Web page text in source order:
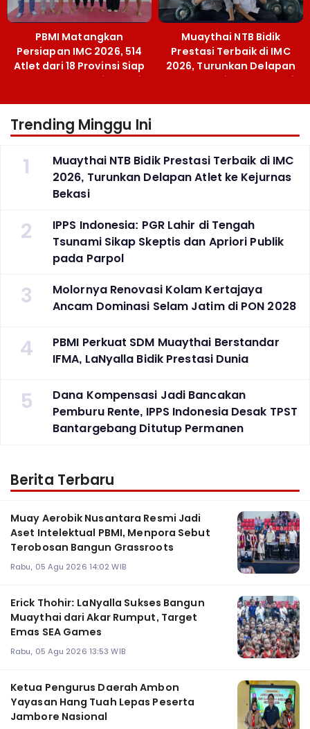
PBMI Matangkan
Persiapan IMC 2026, 514
Atlet dari 18 Provinsi Siap
Berlaga Besok di Bekasi
Muaythai NTB Bidik
Prestasi Terbaik di IMC
2026, Turunkan Delapan
Atlet ke Kejurnas Bekasi
Trending Minggu Ini
1
Muaythai NTB Bidik Prestasi Terbaik di IMC
2026, Turunkan Delapan Atlet ke Kejurnas
Bekasi
2
IPPS Indonesia: PGR Lahir di Tengah
Tsunami Sikap Skeptis dan Apriori Publik
pada Parpol
3
Molornya Renovasi Kolam Kertajaya
Ancam Dominasi Selam Jatim di PON 2028
4
PBMI Perkuat SDM Muaythai Berstandar
IFMA, LaNyalla Bidik Prestasi Dunia
5
Dana Kompensasi Jadi Bancakan
Pemburu Rente, IPPS Indonesia Desak TPST
Bantargebang Ditutup Permanen
Berita Terbaru
Muay Aerobik Nusantara Resmi Jadi
Aset Intelektual PBMI, Menpora Sebut
Terobosan Bangun Grassroots
Rabu, 05 Agu 2026 14:02 WIB
Erick Thohir: LaNyalla Sukses Bangun
Muaythai dari Akar Rumput, Target
Emas SEA Games
Rabu, 05 Agu 2026 13:53 WIB
Ketua Pengurus Daerah Ambon
Yayasan Hang Tuah Lepas Peserta
Jambore Nasional